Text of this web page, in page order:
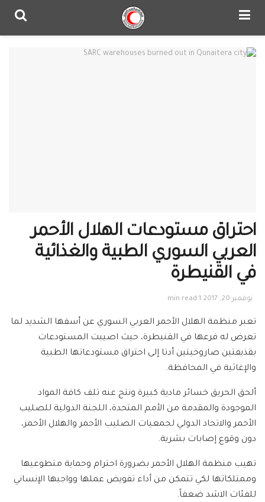
احتراق مستودعات الهلال الأحمر
العربي السوري الطبية والغذائية
في القنيطرة
نوفمبر 20, 2017 1 min read
تعبر منظمة الهلال الأحمر العربي السوري عن أسفها الشديد لما
تعرض له فرعها في القنيطرة، حيث اصيبت المستودعات
بقذيفتين صاروخيتين أدتا إلى احتراق مستودعاتها الطبية
والإغاثية في المحافظة.
ألحق الحريق خسائر مادية كبيرة ونتج عنه تلف كافة المواد
الموجودة والمقدمة من الأمم المتحدة، اللجنة الدولية للصليب
الأحمر والاتحاد الدولي لجمعيات الصليب الأحمر والهلال الأحمر،
دون وقوع إصابات بشرية.
تهيب منظمة الهلال الأحمر بضرورة احترام وحماية متطوعيها
وممتلكاتها لكي تتمكن من أداء تفويض عملها وواجبها الإنساني
للفئات الاشد ضعفاً.